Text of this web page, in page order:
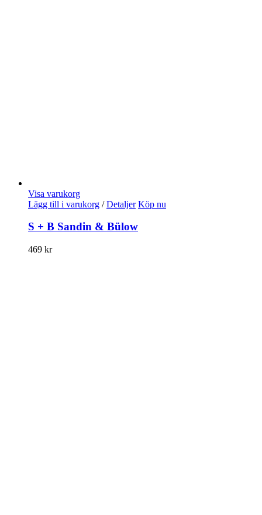
Visa varukorg
Lägg till i varukorg / Detaljer Köp nu
S + B Sandin & Bülow
469 kr